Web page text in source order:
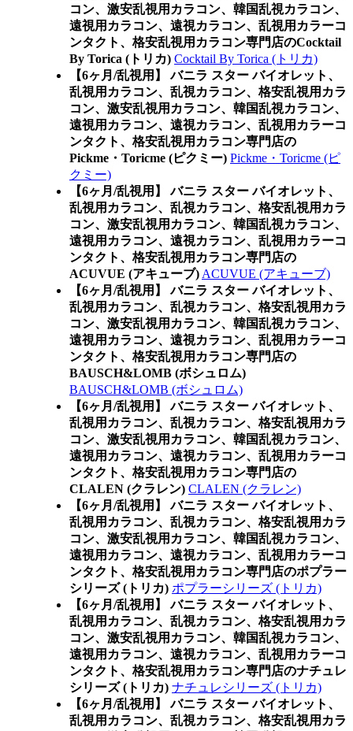
コン、激安乱視用カラコン、韓国乱視カラコン、
遠視用カラコン、遠視カラコン、乱視用カラーコ
ンタクト、格安乱視用カラコン専門店のCocktail
By Torica (トリカ) Cocktail By Torica (トリカ)
【6ヶ月/乱視用】 バニラ スター バイオレット、
乱視用カラコン、乱視カラコン、格安乱視用カラ
コン、激安乱視用カラコン、韓国乱視カラコン、
遠視用カラコン、遠視カラコン、乱視用カラーコ
ンタクト、格安乱視用カラコン専門店の
Pickme・Toricme (ピクミー) Pickme・Toricme (ピ
クミー)
【6ヶ月/乱視用】 バニラ スター バイオレット、
乱視用カラコン、乱視カラコン、格安乱視用カラ
コン、激安乱視用カラコン、韓国乱視カラコン、
遠視用カラコン、遠視カラコン、乱視用カラーコ
ンタクト、格安乱視用カラコン専門店の
ACUVUE (アキューブ) ACUVUE (アキューブ)
【6ヶ月/乱視用】 バニラ スター バイオレット、
乱視用カラコン、乱視カラコン、格安乱視用カラ
コン、激安乱視用カラコン、韓国乱視カラコン、
遠視用カラコン、遠視カラコン、乱視用カラーコ
ンタクト、格安乱視用カラコン専門店の
BAUSCH&LOMB (ボシュロム)
BAUSCH&LOMB (ボシュロム)
【6ヶ月/乱視用】 バニラ スター バイオレット、
乱視用カラコン、乱視カラコン、格安乱視用カラ
コン、激安乱視用カラコン、韓国乱視カラコン、
遠視用カラコン、遠視カラコン、乱視用カラーコ
ンタクト、格安乱視用カラコン専門店の
CLALEN (クラレン) CLALEN (クラレン)
【6ヶ月/乱視用】 バニラ スター バイオレット、
乱視用カラコン、乱視カラコン、格安乱視用カラ
コン、激安乱視用カラコン、韓国乱視カラコン、
遠視用カラコン、遠視カラコン、乱視用カラーコ
ンタクト、格安乱視用カラコン専門店のポプラー
シリーズ (トリカ) ポプラーシリーズ (トリカ)
【6ヶ月/乱視用】 バニラ スター バイオレット、
乱視用カラコン、乱視カラコン、格安乱視用カラ
コン、激安乱視用カラコン、韓国乱視カラコン、
遠視用カラコン、遠視カラコン、乱視用カラーコ
ンタクト、格安乱視用カラコン専門店のナチュレ
シリーズ (トリカ) ナチュレシリーズ (トリカ)
【6ヶ月/乱視用】 バニラ スター バイオレット、
乱視用カラコン、乱視カラコン、格安乱視用カラ